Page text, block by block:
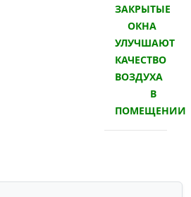
ЗАКРЫТЫЕ
ОКНА
УЛУЧШАЮТ
КАЧЕСТВО
ВОЗДУХА
В
ПОМЕЩЕНИИ